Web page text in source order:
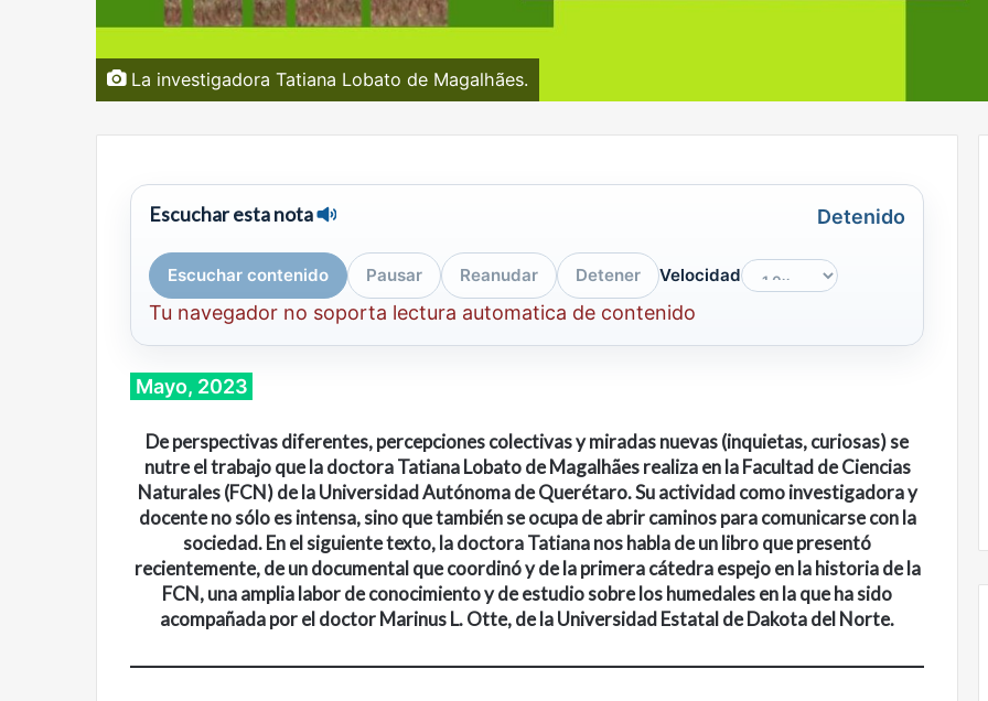
La investigadora Tatiana Lobato de Magalhães.
Escuchar esta nota Detenido
Escuchar contenido Pausar Reanudar Detener Velocidad
Tu navegador no soporta lectura automatica de contenido
Mayo, 2023
De perspectivas diferentes, percepciones colectivas y miradas nuevas (inquietas, curiosas) se
nutre el trabajo que la doctora Tatiana Lobato de Magalhães realiza en la Facultad de Ciencias
Naturales (FCN) de la Universidad Autónoma de Querétaro. Su actividad como investigadora y
docente no sólo es intensa, sino que también se ocupa de abrir caminos para comunicarse con la
sociedad. En el siguiente texto, la doctora Tatiana nos habla de un libro que presentó
recientemente, de un documental que coordinó y de la primera cátedra espejo en la historia de la
FCN, una amplia labor de conocimiento y de estudio sobre los humedales en la que ha sido
acompañada por el doctor Marinus L. Otte, de la Universidad Estatal de Dakota del Norte.